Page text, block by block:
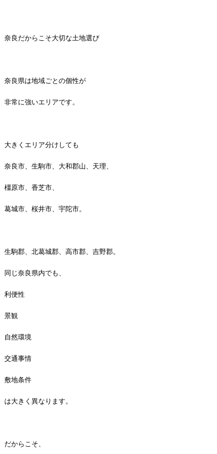
奈良だからこそ大切な土地選び
奈良県は地域ごとの個性が
非常に強いエリアです。
大きくエリア分けしても
奈良市、生駒市、大和郡山、天理、
橿原市、香芝市、
葛城市、桜井市、宇陀市。
生駒郡、北葛城郡、高市郡、吉野郡。
同じ奈良県内でも、
利便性
景観
自然環境
交通事情
敷地条件
は大きく異なります。
だからこそ、